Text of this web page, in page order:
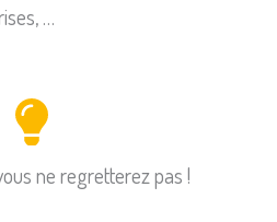
…
ne regretterez pas !